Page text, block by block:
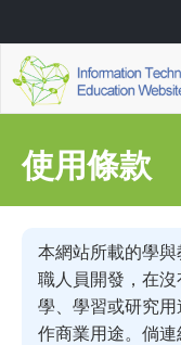
使用條款
本網站所載的學
職人員開發，在
學、學習或研究
作商業用途。倘